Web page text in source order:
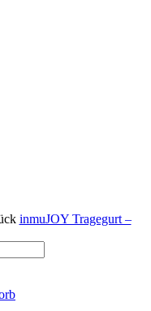
inmuJOY Tragegurt –